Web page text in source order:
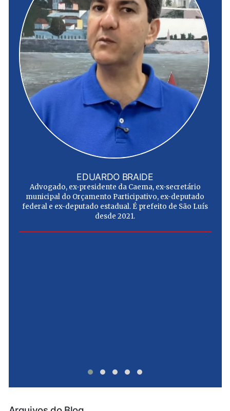
EDUARDO BRAIDE
Advogado, ex-presidente da Caema, ex-secretário
municipal do Orçamento Participativo, ex-deputado
federal e ex-deputado estadual. É prefeito de São Luís
desde 2021.